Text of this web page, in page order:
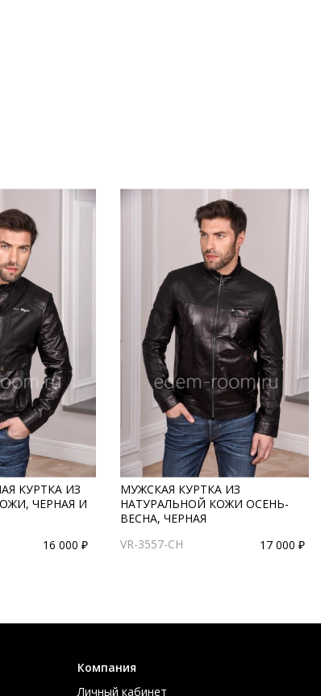
КУРТКА ИЗ
ЧЕРНАЯ И
16 000 ₽
МУЖСКАЯ КУРТКА ИЗ
НАТУРАЛЬНОЙ КОЖИ ОСЕНЬ-
ВЕСНА, ЧЕРНАЯ
VR-3557-CH
17 000 ₽
Компания
Личный кабинет